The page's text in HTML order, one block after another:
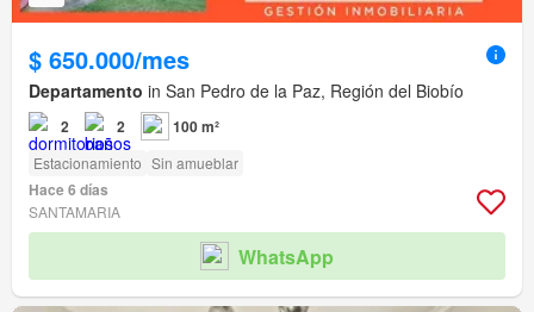
$ 650.000/mes
Departamento in San Pedro de la Paz, Región del Biobío
2 2 100 m²
Estacionamiento Sin amueblar
Hace 6 días
SANTAMARIA
WhatsApp